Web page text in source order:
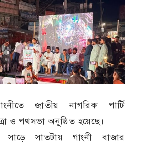
জাতীয় নাগরিক পার্টি
ও পথসভা অনুষ্ঠিত হয়েছে।
সাড়ে সাতটায় গাংনী বাজার